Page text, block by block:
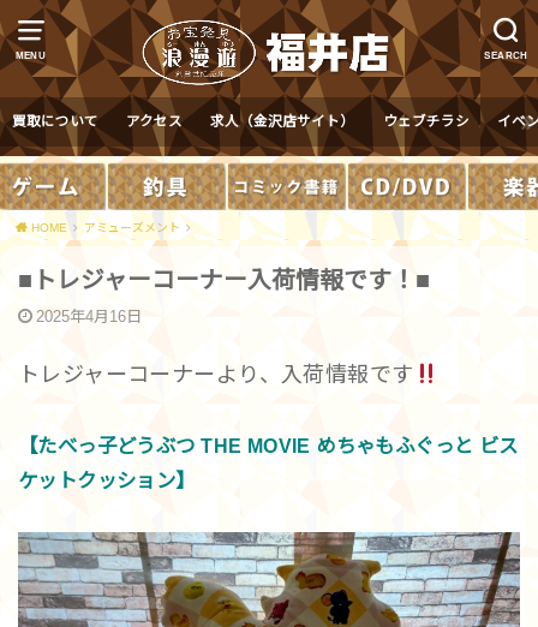
MENU SEARCH
買取について アクセス 求人（金沢店サイト） ウェブチラシ イベ
HOME アミューズメント
■トレジャーコーナー入荷情報です！■
2025年4月16日
トレジャーコーナーより、入荷情報です
【たべっ子どうぶつ THE MOVIE めちゃもふぐっと ビス
ケットクッション】